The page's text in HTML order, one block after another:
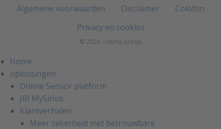
Algemene voorwaarden Disclaimer
Colofon
Privacy en cookies
© 2026 - Hitma Groep
Home
oplossingen
Online Sensor platform
JRI MySirius
Klantverhalen
Meer zekerheid met betrouwbare